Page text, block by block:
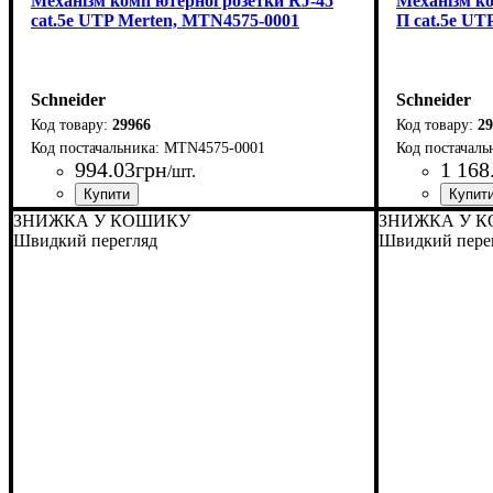
cat.5e UTP Merten, MTN4575-0001
Schneider
29966
MTN4575-0001
994.03грн/шт.
Країна-виробник: Нiмеччина
Серія: Merten Aquadesign
П cat.5e
Schneider
1 168.
Країна-
Серія:
ЗНИЖКА У КОШИКУ
Швидкий перегляд
ЗНИЖКА У
Швидкий